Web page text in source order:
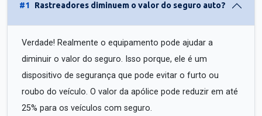
#1 Rastreadores diminuem o valor do seguro auto?
Verdade! Realmente o equipamento pode ajudar a
diminuir o valor do seguro. Isso porque, ele é um
dispositivo de segurança que pode evitar o furto ou
roubo do veículo. O valor da apólice pode reduzir em até
25% para os veículos com seguro.